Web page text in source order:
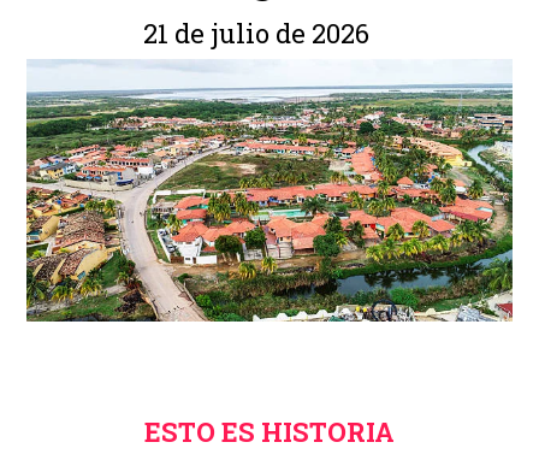
21 de julio de 2026
ESTO ES HISTORIA